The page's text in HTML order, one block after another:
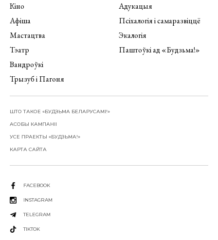
Кіно
Афіша
Мастацтва
Тэатр
Вандроўкі
Трызуб і Пагоня
Адукацыя
Псіхалогія і самаразвіццё
Экалогія
Паштоўкі ад «Будзьма!»
ШТО ТАКОЕ «БУДЗЬМА БЕЛАРУСАМІ!»
АСОБЫ КАМПАНІІ
УСЕ ПРАЕКТЫ «БУДЗЬМА!»
КАРТА САЙТА
FACEBOOK
INSTAGRAM
TELEGRAM
TIKTOK